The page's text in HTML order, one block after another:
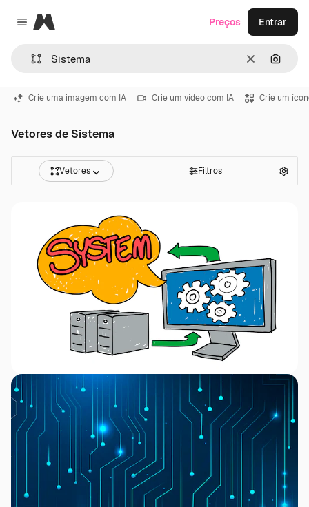
Close menu
Magnific
Limpar
Preços Entrar
Crie uma imagem com IA Crie um vídeo com IA Crie um
Vetores de Sistema
Vetores Filtros